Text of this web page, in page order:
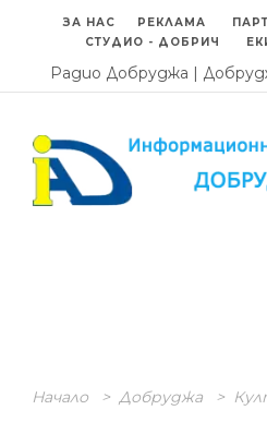
ЗА НАС РЕКЛАМА
СТУДИО - ДОБРИЧ
Радио Добруджа |
Начало > Добруджа >